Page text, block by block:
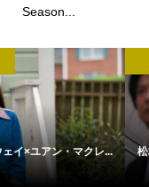
Season...
エンタメ
映画『Michael／マイケル
ャ...